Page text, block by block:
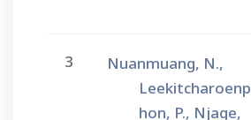
3
Nuanmuang, N.,
Leekitcharoenp
hon, P., Njage,